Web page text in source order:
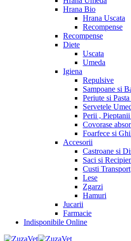
Hrana Bio
Hrana Uscata
Recompense
Recompense
Diete
Uscata
Umeda
Igiena
Repulsive
Sampoane si
Periute si
Servetele
Perii ,
Covorase
Foarfece si
Accesorii
Castroane si
Saci si
Custi Transport
Lese
Zgarzi
Hamuri
Jucarii
Farmacie
Indisponibile Online